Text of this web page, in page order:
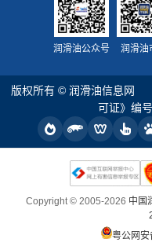
润滑油公众号 润滑油
版权所有 © 润滑油信息网
可证》编
Copyright © 2005-2026 中国
粤公网